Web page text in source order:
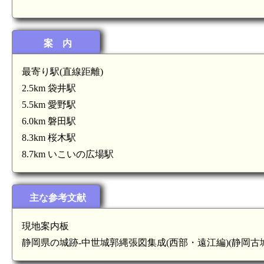
案 内
最寄り駅(直線距離)
2.5km 袋井駅
5.5km 愛野駅
6.0km 磐田駅
8.3km 桜木駅
8.7km いこいの広場駅
主な参考文献
現地案内板
静岡県の城跡-中世城郭縄張図集成(西部・遠江編)(静岡古
遠江 堀越城(4.3km)